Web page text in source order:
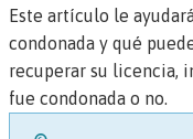
Este artículo le
condonada y qué
recuperar su licencia,
fue condonada o no.